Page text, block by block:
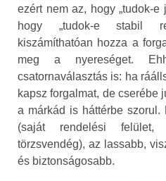
ezért nem az, hogy „tudok-e
hogy „tudok-e stabil
kiszámíthatóan hozza a
meg a nyereséget.
csatornaválasztás is: ha
kapsz forgalmat, de cserébe
a márkád is háttérbe szorul.
(saját rendelési felület,
törzsvendég), az lassabb,
és biztonságosabb.